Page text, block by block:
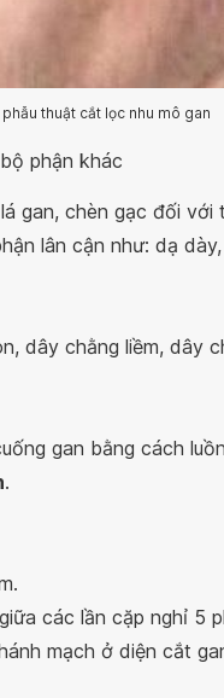
thuật cắt lọc nhu mô gan
phận khác
gan, chèn gạc đối với
lân cận như: dạ dày,
dây chằng liềm, dây
gan bằng cách
.
các lần cặp nghỉ 5
mạch ở diện cắt